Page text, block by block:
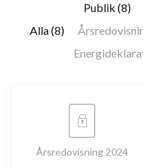
Publik (8)
Alla (8)
Årsredovisning 2024